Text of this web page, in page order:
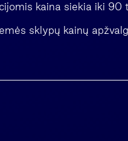
kaina siekia iki 90
sklypų kainų